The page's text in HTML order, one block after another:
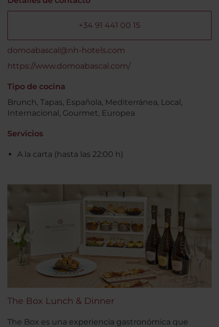
+34 91 441 00 15
domoabascal@nh-hotels.com
https://www.domoabascal.com/
Tipo de cocina
Brunch, Tapas, Española, Mediterránea, Local,
Internacional, Gourmet, Europea
Servicios
A la carta (hasta las 22:00 h)
The Box Lunch & Dinner
The Box es una experiencia gastronómica que